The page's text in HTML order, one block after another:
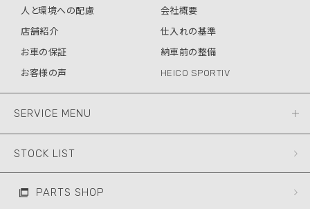
人と環境への配慮
会社概要
店舗紹介
仕入れの基準
お車の保証
納車前の整備
お客様の声
HEICO SPORTIV
SERVICE MENU
STOCK LIST
PARTS SHOP